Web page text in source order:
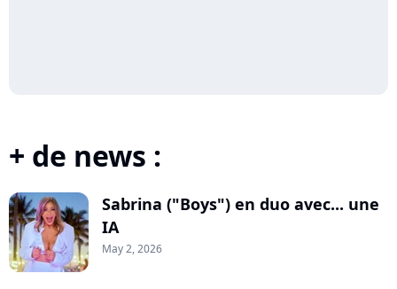
+ de news :
Sabrina ("Boys") en duo avec... une
IA
May 2, 2026